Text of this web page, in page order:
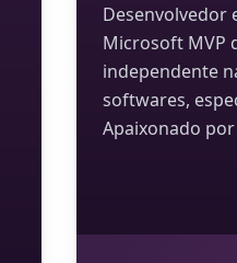
Desenvolvedor
Microsoft MVP
independente
softwares,
Apaixonado